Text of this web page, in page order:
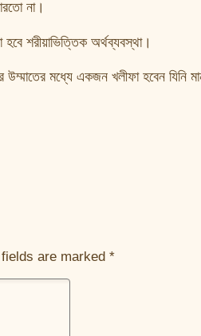
না।
শরীয়াভিত্তিক অর্থব্যবস্থা।
উম্মাতের মধ্যে একজন খলীফা হবেন
are marked *